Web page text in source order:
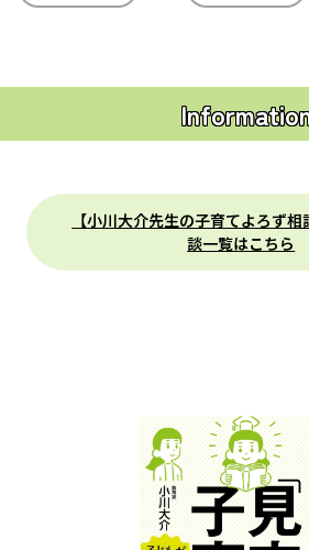
【小川大介先生の子育てよろず
談一覧はこちら